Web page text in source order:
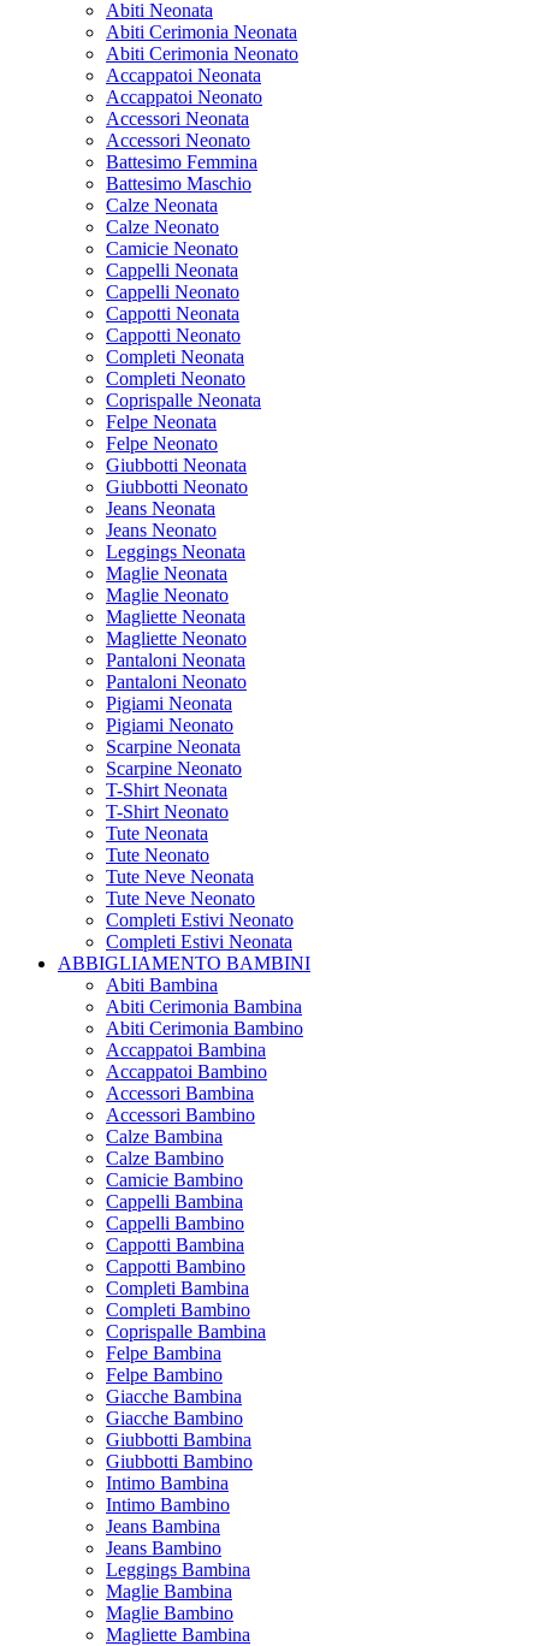
Abiti Neonata
Abiti Cerimonia Neonata
Abiti Cerimonia Neonato
Accappatoi Neonata
Accappatoi Neonato
Accessori Neonata
Accessori Neonato
Battesimo Femmina
Battesimo Maschio
Calze Neonata
Calze Neonato
Camicie Neonato
Cappelli Neonata
Cappelli Neonato
Cappotti Neonata
Cappotti Neonato
Completi Neonata
Completi Neonato
Coprispalle Neonata
Felpe Neonata
Felpe Neonato
Giubbotti Neonata
Giubbotti Neonato
Jeans Neonata
Jeans Neonato
Leggings Neonata
Maglie Neonata
Maglie Neonato
Magliette Neonata
Magliette Neonato
Pantaloni Neonata
Pantaloni Neonato
Pigiami Neonata
Pigiami Neonato
Scarpine Neonata
Scarpine Neonato
T-Shirt Neonata
T-Shirt Neonato
Tute Neonata
Tute Neonato
Tute Neve Neonata
Tute Neve Neonato
Completi Estivi Neonato
Completi Estivi Neonata
ABBIGLIAMENTO BAMBINI
Abiti Bambina
Abiti Cerimonia Bambina
Abiti Cerimonia Bambino
Accappatoi Bambina
Accappatoi Bambino
Accessori Bambina
Accessori Bambino
Calze Bambina
Calze Bambino
Camicie Bambino
Cappelli Bambina
Cappelli Bambino
Cappotti Bambina
Cappotti Bambino
Completi Bambina
Completi Bambino
Coprispalle Bambina
Felpe Bambina
Felpe Bambino
Giacche Bambina
Giacche Bambino
Giubbotti Bambina
Giubbotti Bambino
Intimo Bambina
Intimo Bambino
Jeans Bambina
Jeans Bambino
Leggings Bambina
Maglie Bambina
Maglie Bambino
Magliette Bambina